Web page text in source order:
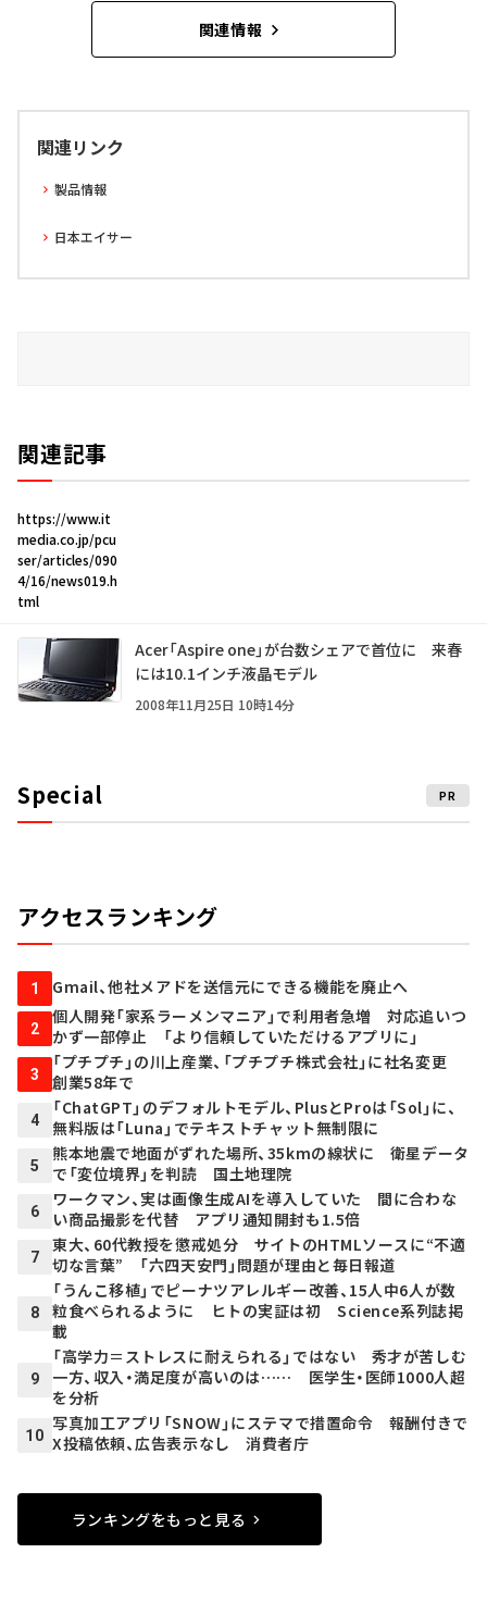
関連情報
関連リンク
製品情報
日本エイサー
関連記事
https://www.it
media.co.jp/pcu
ser/articles/090
4/16/news019.h
tml
Acer「Aspire one」が台数シェアで首位に 来春
には10.1インチ液晶モデル
2008年11月25日 10時14分
Special PR
アクセスランキング
1 Gmail、他社メアドを送信元にできる機能を廃止へ
2
個人開発「家系ラーメンマニア」で利用者急増 対応追いつ
かず一部停止 「より信頼していただけるアプリに」
3
「プチプチ」の川上産業、「プチプチ株式会社」に社名変更
創業58年で
4
「ChatGPT」のデフォルトモデル、PlusとProは「Sol」に、
無料版は「Luna」でテキストチャット無制限に
5
熊本地震で地面がずれた場所、35kmの線状に 衛星データ
で「変位境界」を判読 国土地理院
6
ワークマン、実は画像生成AIを導入していた 間に合わな
い商品撮影を代替 アプリ通知開封も1.5倍
7
東大、60代教授を懲戒処分 サイトのHTMLソースに“不適
切な言葉” 「六四天安門」問題が理由と毎日報道
8
「うんこ移植」でピーナツアレルギー改善、15人中6人が数
粒食べられるように ヒトの実証は初 Science系列誌掲
載
9
「高学力＝ストレスに耐えられる」ではない 秀才が苦しむ
一方、収入・満足度が高いのは…… 医学生・医師1000人超
を分析
10
写真加工アプリ「SNOW」にステマで措置命令 報酬付きで
X投稿依頼、広告表示なし 消費者庁
ランキングをもっと見る